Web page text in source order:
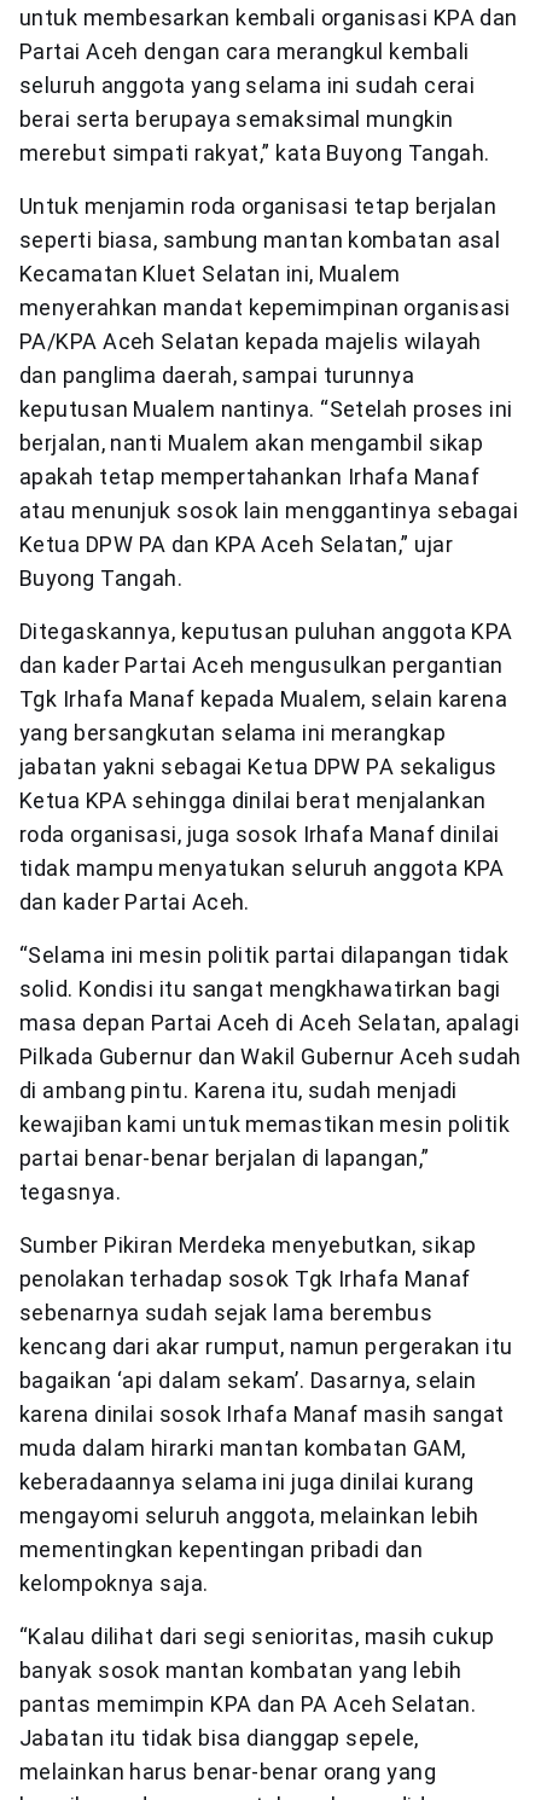
untuk membesarkan kembali organisasi KPA dan
Partai Aceh dengan cara merangkul kembali
seluruh anggota yang selama ini sudah cerai
berai serta berupaya semaksimal mungkin
merebut simpati rakyat,” kata Buyong Tangah.
Untuk menjamin roda organisasi tetap berjalan
seperti biasa, sambung mantan kombatan asal
Kecamatan Kluet Selatan ini, Mualem
menyerahkan mandat kepemimpinan organisasi
PA/KPA Aceh Selatan kepada majelis wilayah
dan panglima daerah, sampai turunnya
keputusan Mualem nantinya. “Setelah proses ini
berjalan, nanti Mualem akan mengambil sikap
apakah tetap mempertahankan Irhafa Manaf
atau menunjuk sosok lain menggantinya sebagai
Ketua DPW PA dan KPA Aceh Selatan,” ujar
Buyong Tangah.
Ditegaskannya, keputusan puluhan anggota KPA
dan kader Partai Aceh mengusulkan pergantian
Tgk Irhafa Manaf kepada Mualem, selain karena
yang bersangkutan selama ini merangkap
jabatan yakni sebagai Ketua DPW PA sekaligus
Ketua KPA sehingga dinilai berat menjalankan
roda organisasi, juga sosok Irhafa Manaf dinilai
tidak mampu menyatukan seluruh anggota KPA
dan kader Partai Aceh.
“Selama ini mesin politik partai dilapangan tidak
solid. Kondisi itu sangat mengkhawatirkan bagi
masa depan Partai Aceh di Aceh Selatan, apalagi
Pilkada Gubernur dan Wakil Gubernur Aceh sudah
di ambang pintu. Karena itu, sudah menjadi
kewajiban kami untuk memastikan mesin politik
partai benar-benar berjalan di lapangan,”
tegasnya.
Sumber Pikiran Merdeka menyebutkan, sikap
penolakan terhadap sosok Tgk Irhafa Manaf
sebenarnya sudah sejak lama berembus
kencang dari akar rumput, namun pergerakan itu
bagaikan ‘api dalam sekam’. Dasarnya, selain
karena dinilai sosok Irhafa Manaf masih sangat
muda dalam hirarki mantan kombatan GAM,
keberadaannya selama ini juga dinilai kurang
mengayomi seluruh anggota, melainkan lebih
mementingkan kepentingan pribadi dan
kelompoknya saja.
“Kalau dilihat dari segi senioritas, masih cukup
banyak sosok mantan kombatan yang lebih
pantas memimpin KPA dan PA Aceh Selatan.
Jabatan itu tidak bisa dianggap sepele,
melainkan harus benar-benar orang yang